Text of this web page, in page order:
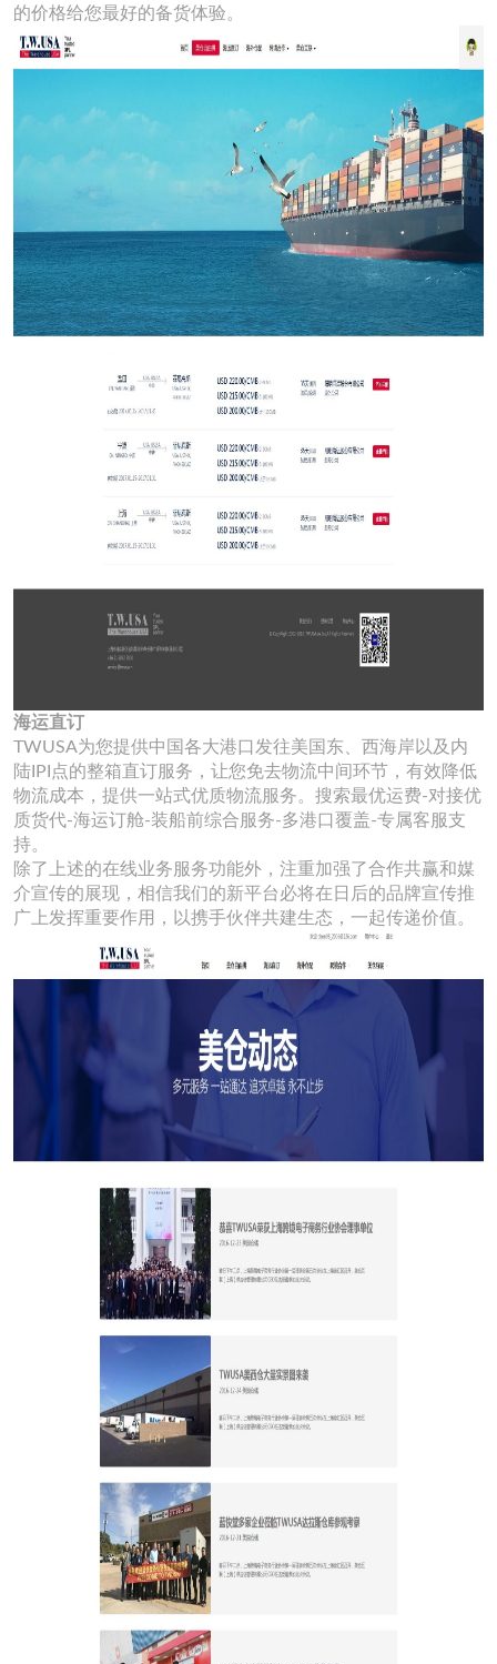
的价格给您最好的备货体验。
海运直订
TWUSA为您提供中国各大港口发往美国东、西海岸以及内
陆IPI点的整箱直订服务，让您免去物流中间环节，有效降低
物流成本，提供一站式优质物流服务。搜索最优运费-对接优
质货代-海运订舱-装船前综合服务-多港口覆盖-专属客服支
持。
除了上述的在线业务服务功能外，注重加强了合作共赢和媒
介宣传的展现，相信我们的新平台必将在日后的品牌宣传推
广上发挥重要作用，以携手伙伴共建生态，一起传递价值。